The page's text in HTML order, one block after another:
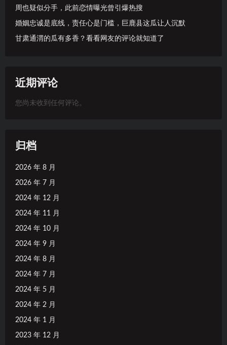
周也疑似分手，此前恋情曝光曾引爆热搜
婚姻忠诚是底线，责任心是门槛，巨鹿县这瓜让人沉默
甘肃通渭的瓜有多香？看看网友的评论就知道了
近期评论
您尚未收到任何评论。
归档
2026 年 8 月
2026 年 7 月
2024 年 12 月
2024 年 11 月
2024 年 10 月
2024 年 9 月
2024 年 8 月
2024 年 7 月
2024 年 5 月
2024 年 2 月
2024 年 1 月
2023 年 12 月